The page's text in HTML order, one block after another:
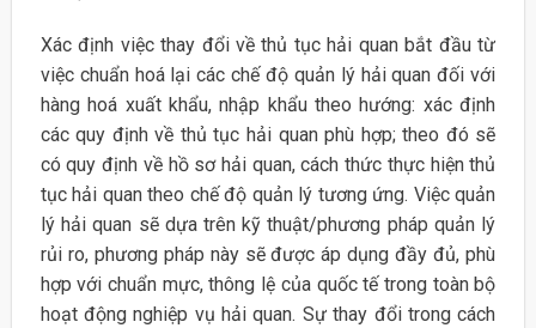
Xác định việc thay đổi về thủ tục hải quan bắt đầu từ
việc chuẩn hoá lại các chế độ quản lý hải quan đối với
hàng hoá xuất khẩu, nhập khẩu theo hướng: xác định
các quy định về thủ tục hải quan phù hợp; theo đó sẽ
có quy định về hồ sơ hải quan, cách thức thực hiện thủ
tục hải quan theo chế độ quản lý tương ứng. Việc quản
lý hải quan sẽ dựa trên kỹ thuật/phương pháp quản lý
rủi ro, phương pháp này sẽ được áp dụng đầy đủ, phù
hợp với chuẩn mực, thông lệ của quốc tế trong toàn bộ
hoạt động nghiệp vụ hải quan. Sự thay đổi trong cách